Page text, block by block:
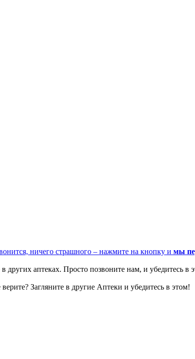
ничего страшного – нажмите на кнопку и мы
других аптеках. Просто позвоните нам, и убедитесь в
Загляните в другие Аптеки и убедитесь в этом!